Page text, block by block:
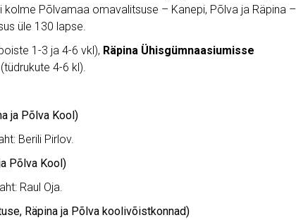
Põlvamaa omavalitsuse – Kanepi, Põlva ja Räpina –
üle 130 lapse.
1-3 ja 4-6 vkl), Räpina Ühisgümnaasiumisse
(tüdrukute 4-6 kl).
ja Põlva Kool)
Berili Pirlov.
Põlva Kool)
Raul Oja.
Räpina ja Põlva koolivõistkonnad)